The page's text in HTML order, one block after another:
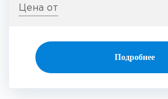
Подробнее